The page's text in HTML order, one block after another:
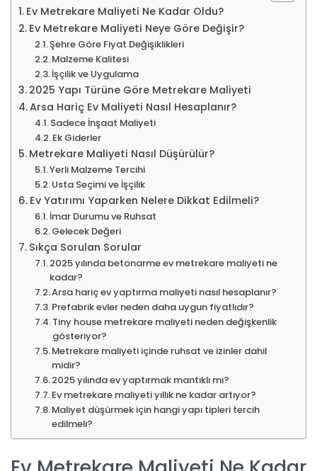
Ev Metrekare Maliyeti Ne Kadar Oldu?
Ev Metrekare Maliyeti Neye Göre Değişir?
Şehre Göre Fiyat Değişiklikleri
Malzeme Kalitesi
İşçilik ve Uygulama
2025 Yapı Türüne Göre Metrekare Maliyeti
Arsa Hariç Ev Maliyeti Nasıl Hesaplanır?
Sadece İnşaat Maliyeti
Ek Giderler
Metrekare Maliyeti Nasıl Düşürülür?
Yerli Malzeme Tercihi
Usta Seçimi ve İşçilik
Ev Yatırımı Yaparken Nelere Dikkat Edilmeli?
İmar Durumu ve Ruhsat
Gelecek Değeri
Sıkça Sorulan Sorular
2025 yılında betonarme ev metrekare maliyeti ne
kadar?
Arsa hariç ev yaptırma maliyeti nasıl hesaplanır?
Prefabrik evler neden daha uygun fiyatlıdır?
Tiny house metrekare maliyeti neden değişkenlik
gösteriyor?
Metrekare maliyeti içinde ruhsat ve izinler dahil
midir?
2025 yılında ev yaptırmak mantıklı mı?
Ev metrekare maliyeti yıllık ne kadar artıyor?
Maliyet düşürmek için hangi yapı tipleri tercih
edilmeli?